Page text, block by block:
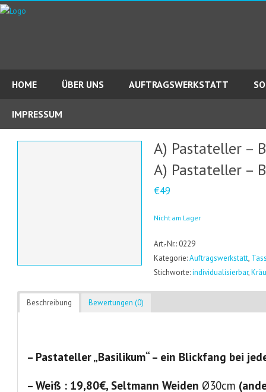
HOME ÜBER UNS AUFTRAGSWERKSTATT
IMPRESSUM
A) Pastateller –
A) Pastateller –
€49
Nicht am Lager
Art.-Nr.: 0229
Kategorie:Auftragswerkstatt,
Stichworte:individualisierbar,
Beschreibung Bewertungen (0)
– Pastateller „Basilikum“ – ein Blickfang bei
– Weiß : 19,80€, Seltmann Weiden Ø30cm